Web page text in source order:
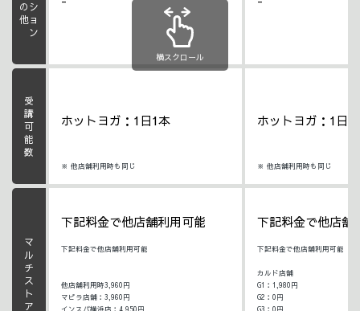
受講可能数 ホットヨガ：1日1本
※ 他店舗利用時も同じ
ホットヨガ：1日1
※ 他店舗利用時も同じ
下記料金で他店舗利用可能
下記料金で他店舗利用可能
他店舗利用時3,960円
マピラ店舗：3,960円
インスパ横浜店：4,950円
下記料金で他店舗
下記料金で他店舗利用可能
カルド店舗
G1：1,980円
G2：0円
G3：0円
横スクロール